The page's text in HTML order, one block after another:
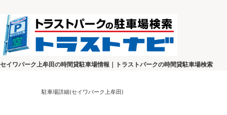
セイワパーク上牟田の時間貸駐車場情報｜トラストパークの時間貸駐車場検索
駐車場詳細(セイワパーク上牟田)